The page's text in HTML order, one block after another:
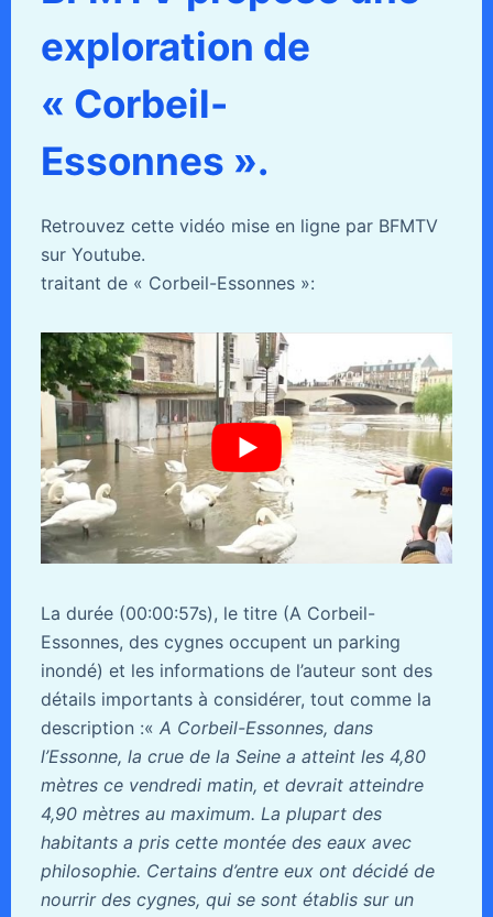
exploration de
« Corbeil-
Essonnes ».
Retrouvez cette vidéo mise en ligne par BFMTV
sur Youtube.
traitant de « Corbeil-Essonnes »:
La durée (00:00:57s), le titre (A Corbeil-
Essonnes, des cygnes occupent un parking
inondé) et les informations de l’auteur sont des
détails importants à considérer, tout comme la
description :« A Corbeil-Essonnes, dans
l’Essonne, la crue de la Seine a atteint les 4,80
mètres ce vendredi matin, et devrait atteindre
4,90 mètres au maximum. La plupart des
habitants a pris cette montée des eaux avec
philosophie. Certains d’entre eux ont décidé de
nourrir des cygnes, qui se sont établis sur un